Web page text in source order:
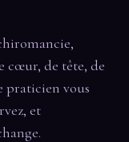
cœur, de tête, de
praticien vous
et